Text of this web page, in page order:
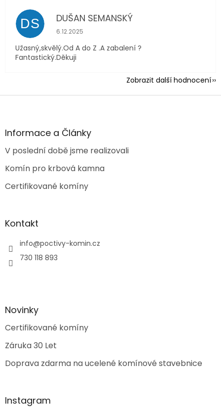
DS DUŠAN SEMANSKÝ
Hodnocení obchodu je 5 z 5 hvězdiček.
6.12.2025
Užasný,skvělý.Od A do Z .A zabalení ?
Fantastický.Děkuji
Zobrazit další hodnocení
Z
aInformace a Články
V poslední době jsme realizovali
Komín pro krbová kamna
Certifikované komíny
Kontakt
info@poctivy-komin.cz
730 118 893
Novinky
Certifikované komíny
Záruka 30 Let
Doprava zdarma na ucelené komínové stavebnice
Instagram